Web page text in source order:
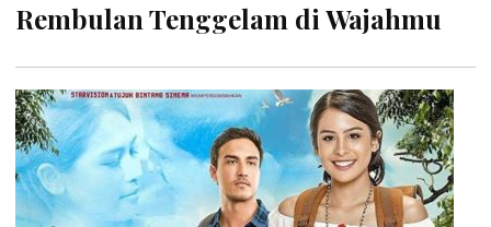
Rembulan Tenggelam di Wajahmu